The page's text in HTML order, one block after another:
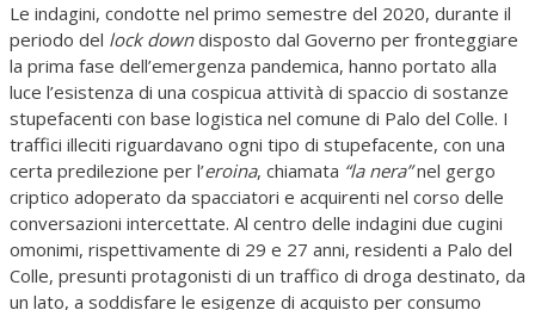
Le indagini, condotte nel primo semestre del 2020, durante il
periodo del lock downdisposto dal Governo per fronteggiare
la prima fase dell’emergenza pandemica, hanno portato alla
luce l’esistenza di una cospicua attività di spaccio di sostanze
stupefacenti con base logistica nel comune di Palo del Colle. I
traffici illeciti riguardavano ogni tipo di stupefacente, con una
certa predilezione per l’eroina, chiamata “la nera”nel gergo
criptico adoperato da spacciatori e acquirenti nel corso delle
conversazioni intercettate. Al centro delle indagini due cugini
omonimi, rispettivamente di 29 e 27 anni, residenti a Palo del
Colle, presunti protagonisti di un traffico di droga destinato, da
un lato, a soddisfare le esigenze di acquisto per consumo